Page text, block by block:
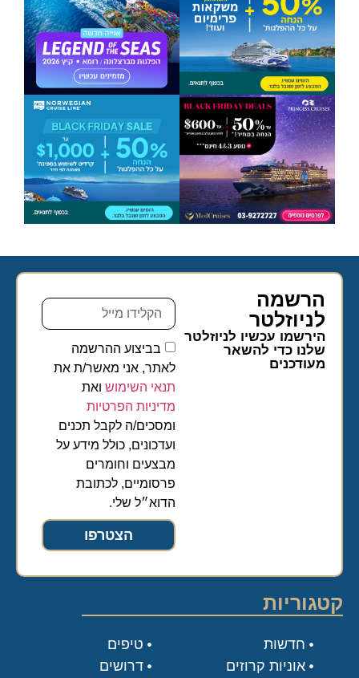
הרשמה
לניוזלטר​
הירשמו עכשיו לניוזלטר
שלנו כדי להשאר
מעודכנים
בביצוע ההרשמה
לאתר, אני מאשר/ת את
תנאי השימושואת
מדיניות הפרטיות
ומסכים/ה לקבל תכנים
ועדכונים, כולל מידע על
מבצעים וחומרים
פרסומיים, לכתובת
הדוא״ל שלי.
הצטרפו
קטגוריות
טיפים
דרושים
חדשות
אוניות קרוזים